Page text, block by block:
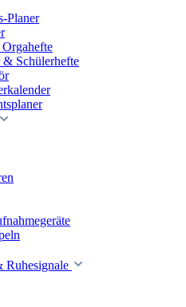
Planer
& Schülerhefte
Ruhesignale